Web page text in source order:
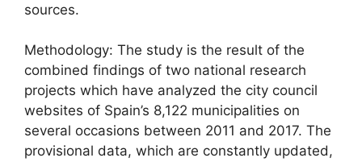
sources.
Methodology: The study is the result of the
combined findings of two national research
projects which have analyzed the city council
websites of Spain’s 8,122 municipalities on
several occasions between 2011 and 2017. The
provisional data, which are constantly updated,